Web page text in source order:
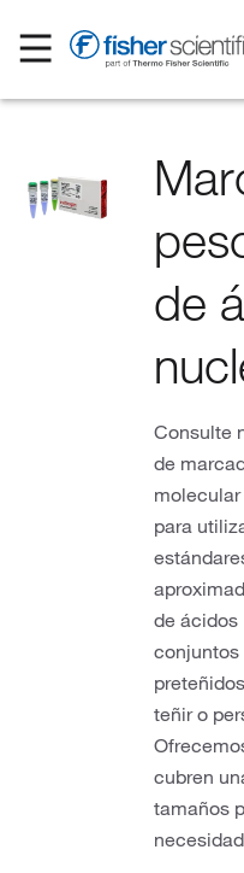
de
Consulte
de
para
de ácidos
conjuntos
teñir o
cubren
tamaños